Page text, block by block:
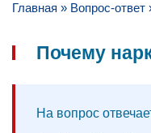
Главная » Вопрос-ответ
Почему
На вопрос